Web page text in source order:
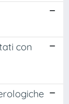
con